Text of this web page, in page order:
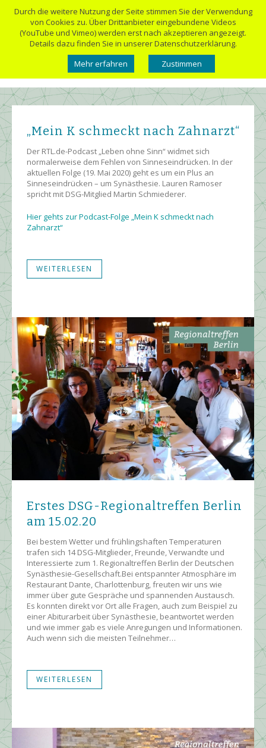
„Mein K schmeckt nach Zahnarzt“
Der RTL.de-Podcast „Leben ohne Sinn“ widmet sich
normalerweise dem Fehlen von Sinneseindrücken. In der
aktuellen Folge (19. Mai 2020) geht es um ein Plus an
Sinneseindrücken – um Synästhesie. Lauren Ramoser
spricht mit DSG-Mitglied Martin Schmiederer.
Hier gehts zur Podcast-Folge „Mein K schmeckt nach
Zahnarzt“
WEITERLESEN
Erstes DSG-Regionaltreffen Berlin
am 15.02.20
Bei bestem Wetter und frühlingshaften Temperaturen
trafen sich 14 DSG-Mitglieder, Freunde, Verwandte und
Interessierte zum 1. Regionaltreffen Berlin der Deutschen
Synästhesie-Gesellschaft.Bei entspannter Atmosphäre im
Restaurant Dante, Charlottenburg, freuten wir uns wie
immer über gute Gespräche und spannenden Austausch.
Es konnten direkt vor Ort alle Fragen, auch zum Beispiel zu
einer Abiturarbeit über Synästhesie, beantwortet werden
und wie immer gab es viele Anregungen und Informationen.
Auch wenn sich die meisten Teilnehmer…
WEITERLESEN
Durch die weitere Nutzung der Seite stimmen Sie der Verwendung
von Cookies zu. Über Drittanbieter eingebundene Videos
(YouTube und Vimeo) werden erst nach akzeptieren angezeigt.
Details dazu finden Sie in unserer Datenschutzerklärung.
Mehr erfahren
Zustimmen